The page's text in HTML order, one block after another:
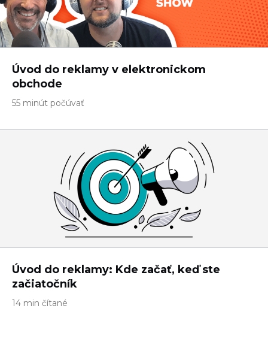
Úvod do reklamy v elektronickom
obchode
55 minút počúvať
Úvod do reklamy: Kde začať, keď ste
začiatočník
14 min čítané